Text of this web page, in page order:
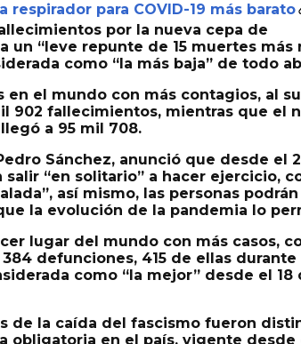
respirador para COVID-19 más barato
por la nueva cepa de
un “leve repunte de 15 muertes más
como “la más baja” de todo
en el mundo con más contagios, al
902 fallecimientos, mientras que el
a 95 mil 708.
Sánchez, anunció que desde el
salir “en solitario” a hacer ejercicio,
así mismo, las personas
la evolución de la pandemia lo
lugar del mundo con más casos,
defunciones, 415 de ellas durante
como “la mejor” desde el 18
de la caída del fascismo fueron
obligatoria en el país, vigente desde